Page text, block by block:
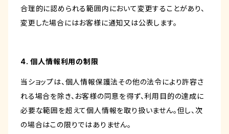
合理的に認められる範囲内において変更することがあり、
変更した場合にはお客様に通知又は公表します。
4. 個人情報利用の制限
当ショップは、個人情報保護法その他の法令により許容さ
れる場合を除き、お客様の同意を得ず、利用目的の達成に
必要な範囲を超えて個人情報を取り扱いません。但し、次
の場合はこの限りではありません。